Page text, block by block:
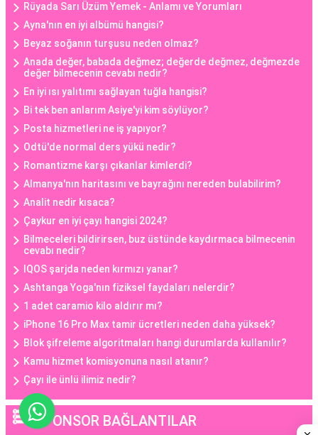
Rüyada Sarı Üzüm Yemek - Anlamı ve Yorumları
Ayna'nın en iyi albümü hangisi?
Beyaz soğanın turşusu neden olmaz?
Anada değer, babada değmez; değerde değmez, değmezde
değer bilmecenin cevabı nedir?
En iyi ısı yalıtımı sağlayan tuğla hangisi?
Bi tek ben anlarım Asiye'yi kim söylüyor?
Posta hizmetleri ne iş yapıyor?
Odtü'de normal ders yükü nedir?
Romantizme karşı çıkanlar kimlerdi?
Almanya'nın haritasını ve bayrağını nereden bulabilirim?
Analit nedir kısaca?
Çaykur en iyi çayı hangisi 2024?
Bilmeceleri bildirirsen, buz üstünde kaydırmaca bilmecenin
cevabı nedir?
IQOS şarjda neden kırmızı yanar?
Ashtanga Yoga'nın fiziksel faydaları nelerdir?
1 adet caramio kilo aldırır mı?
iPhone 16 Pro Max tamir ücretleri neden daha yüksek?
Blok şifreleme algoritmaları hangi durumlarda kullanılır?
Kamu hizmet komisyonuna nasıl atanır?
Çayı ile ünlü ilimiz nedir?
SPONSOR BAĞLANTILAR